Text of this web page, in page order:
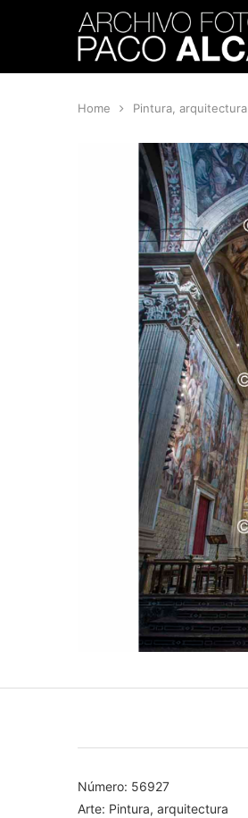
Home Pintura, arquitectura
Número: 56927
Arte: Pintura, arquitectura